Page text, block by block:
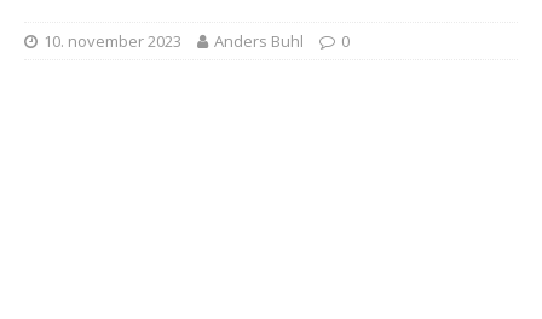
10. november 2023 Anders Buhl 0